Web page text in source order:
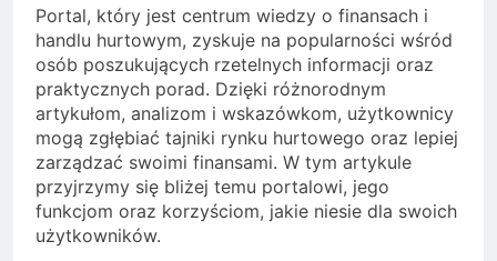
Portal, który jest centrum wiedzy o finansach i
handlu hurtowym, zyskuje na popularności wśród
osób poszukujących rzetelnych informacji oraz
praktycznych porad. Dzięki różnorodnym
artykułom, analizom i wskazówkom, użytkownicy
mogą zgłębiać tajniki rynku hurtowego oraz lepiej
zarządzać swoimi finansami. W tym artykule
przyjrzymy się bliżej temu portalowi, jego
funkcjom oraz korzyściom, jakie niesie dla swoich
użytkowników.